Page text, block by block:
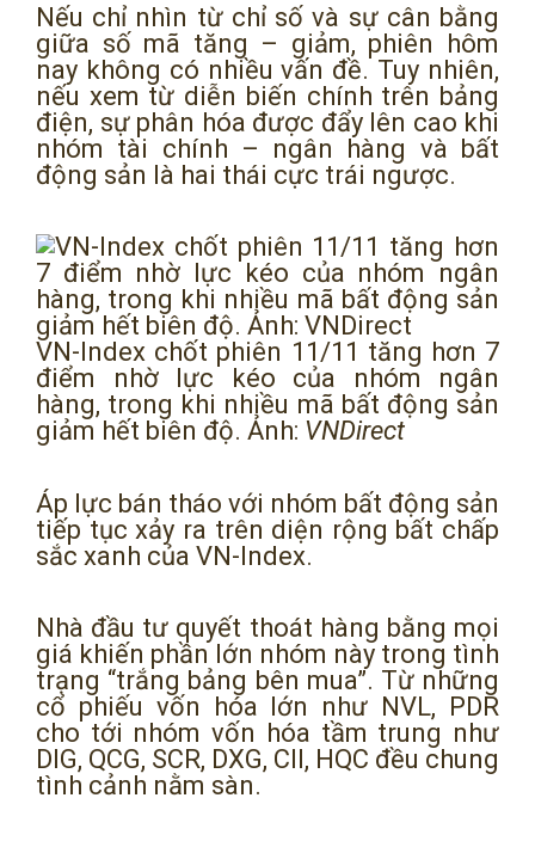
Nếu chỉ nhìn từ chỉ số và sự cân bằng
giữa số mã tăng – giảm, phiên hôm
nay không có nhiều vấn đề. Tuy nhiên,
nếu xem từ diễn biến chính trên bảng
điện, sự phân hóa được đẩy lên cao khi
nhóm tài chính – ngân hàng và bất
động sản là hai thái cực trái ngược.
VN-Index chốt phiên 11/11 tăng hơn 7
điểm nhờ lực kéo của nhóm ngân
hàng, trong khi nhiều mã bất động sản
giảm hết biên độ. Ảnh: VNDirect
Áp lực bán tháo với nhóm bất động sản
tiếp tục xảy ra trên diện rộng bất chấp
sắc xanh của VN-Index.
Nhà đầu tư quyết thoát hàng bằng mọi
giá khiến phần lớn nhóm này trong tình
trạng “trắng bảng bên mua”. Từ những
cổ phiếu vốn hóa lớn như NVL, PDR
cho tới nhóm vốn hóa tầm trung như
DIG, QCG, SCR, DXG, CII, HQC đều chung
tình cảnh nằm sàn.